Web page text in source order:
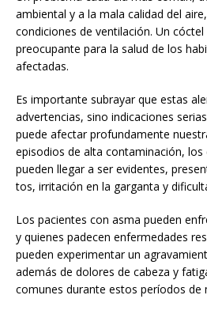
ambiental y a la mala calidad del
condiciones de ventilación. Un
preocupante para la salud de los
afectadas.
Es importante subrayar que estas
advertencias, sino indicaciones
puede afectar profundamente
episodios de alta contaminación,
pueden llegar a ser evidentes,
tos, irritación en la garganta y
Los pacientes con asma pueden
y quienes padecen enfermedades
pueden experimentar un
además de dolores de cabeza y
comunes durante estos períodos de